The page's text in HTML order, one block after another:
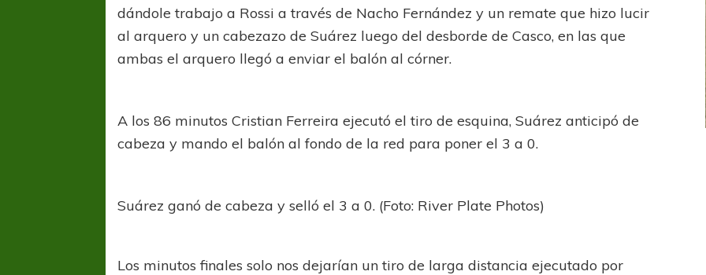
dándole trabajo a Rossi a través de Nacho Fernández y un remate que hizo lucir
al arquero y un cabezazo de Suárez luego del desborde de Casco, en las que
ambas el arquero llegó a enviar el balón al córner.
A los 86 minutos Cristian Ferreira ejecutó el tiro de esquina, Suárez anticipó de
cabeza y mando el balón al fondo de la red para poner el 3 a 0.
Suárez ganó de cabeza y selló el 3 a 0. (Foto: River Plate Photos)
Los minutos finales solo nos dejarían un tiro de larga distancia ejecutado por
FÚTBOL FEMENINO
Korn
FÚTBOL FEMENINO
Federal
FÚTBOL FEMENINO